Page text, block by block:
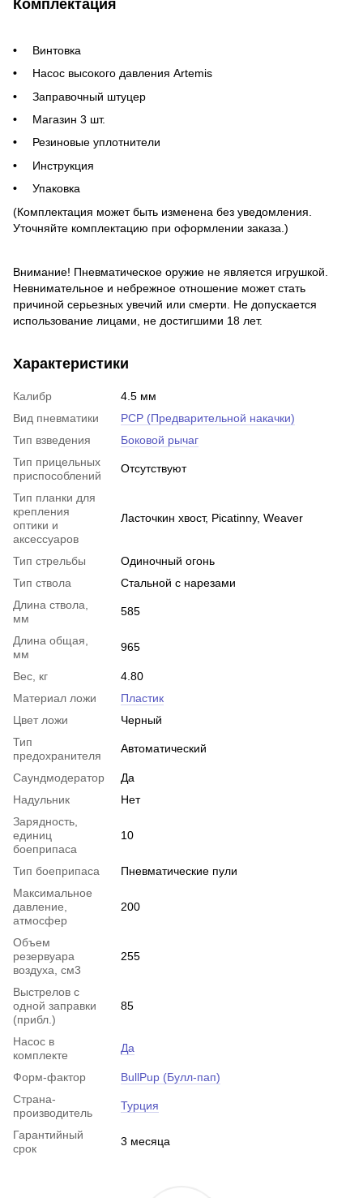
Комплектация
Винтовка
Насос высокого давления Artemis
Заправочный штуцер
Магазин 3 шт.
Резиновые уплотнители
Инструкция
Упаковка
(Комплектация может быть изменена без уведомления.
Уточняйте комплектацию при оформлении заказа.)
Внимание! Пневматическое оружие не является игрушкой.
Невнимательное и небрежное отношение может стать
причиной серьезных увечий или смерти. Не допускается
использование лицами, не достигшими 18 лет.
Характеристики
Калибр
4.5 мм
Вид пневматики
PCP (Предварительной накачки)
Тип взведения
Боковой рычаг
Тип прицельных
приспособлений
Отсутствуют
Тип планки для
крепления
оптики и
аксессуаров
Ласточкин хвост, Picatinny, Weaver
Тип стрельбы
Одиночный огонь
Тип ствола
Стальной с нарезами
Длина ствола,
мм
585
Длина общая,
мм
965
Вес, кг
4.80
Материал ложи
Пластик
Цвет ложи
Черный
Тип
предохранителя
Автоматический
Саундмодератор
Да
Надульник
Нет
Зарядность,
единиц
боеприпаса
10
Тип боеприпаса
Пневматические пули
Максимальное
давление,
атмосфер
200
Объем
резервуара
воздуха, см3
255
Выстрелов с
одной заправки
(прибл.)
85
Насос в
комплекте
Да
Форм-фактор
BullPup (Булл-пап)
Страна-
производитель
Турция
Гарантийный
срок
3 месяца